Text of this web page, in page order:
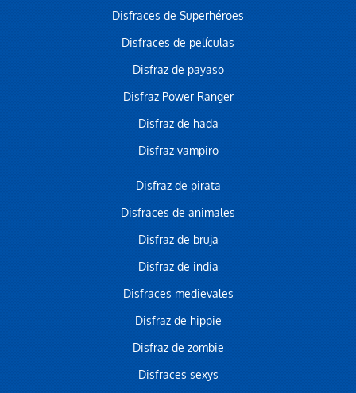
Disfraces de Superhéroes
Disfraces de películas
Disfraz de payaso
Disfraz Power Ranger
Disfraz de hada
Disfraz vampiro
Disfraz de pirata
Disfraces de animales
Disfraz de bruja
Disfraz de india
Disfraces medievales
Disfraz de hippie
Disfraz de zombie
Disfraces sexys